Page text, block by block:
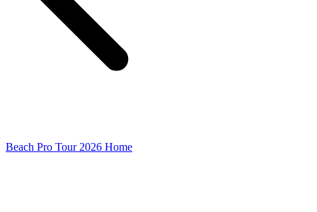
Beach Pro Tour 2026 Home